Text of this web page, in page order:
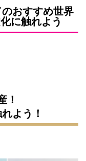
のおすすめ世界
に触れよう
！
よう！